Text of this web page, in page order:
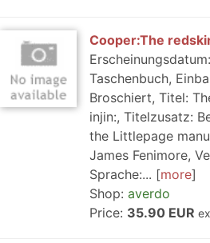
Cooper:The
Taschenbuch,
Broschiert, Titel:
injin:, Titelzusatz:
the Littlepage
James Fenimore,
Sprache:...
more
Shop: averdo
Price: 35.90 EUR